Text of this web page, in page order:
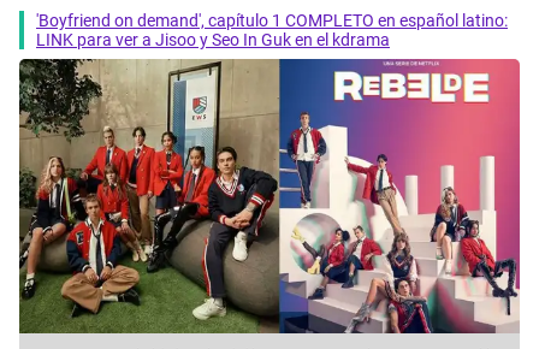
'Boyfriend on demand', capítulo 1 COMPLETO en español latino:
LINK para ver a Jisoo y Seo In Guk en el kdrama